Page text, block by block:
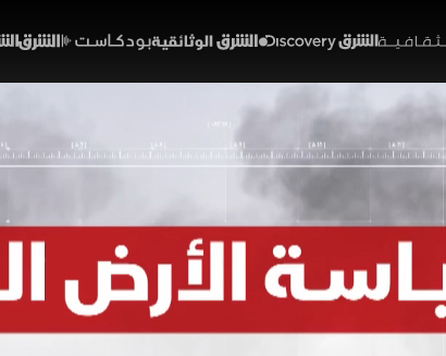
سياسة الأرض
ساحات استنزاف
01 يونيو 2026 01:53 أخبار
تقارير الشرق
أعاد تحذير رئيس الوزراء اللبناني نواف سلام من
العسكرية إثارة للجدل. وتقوم هذه الاستراتيجية على
بهدف حرمانه من الدعم والإمداد، بينما تمتد آثارها